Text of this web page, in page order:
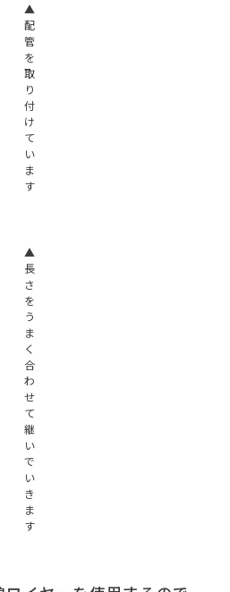
▲
配
管
を
取
り
付
け
て
い
ま
す
▲
長
さ
を
う
ま
く
合
わ
せ
て
継
い
で
い
き
ま
す